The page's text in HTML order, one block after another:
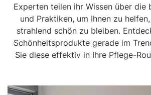
Experten teilen ihr Wissen über die
und Praktiken, um Ihnen zu
strahlend schön zu bleiben.
Schönheitsprodukte gerade im
Sie diese effektiv in Ihre Pflege-